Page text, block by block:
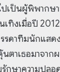
ปเป็นผู้พิพากษ
เทิงเมื่อปี
ดาทีมนักแสด
ตาเธอมาจาก
กษาความปล